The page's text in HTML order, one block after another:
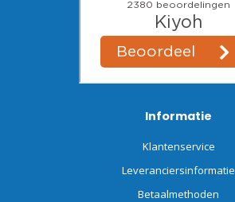
Informatie
Klantenservice
Leveranciersinformatie
Betaalmethoden